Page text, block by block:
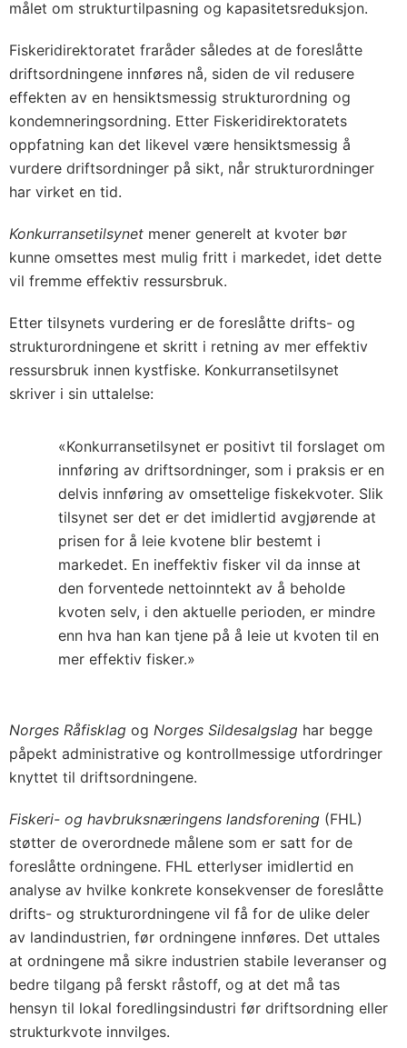
målet om strukturtilpasning og kapasitetsreduksjon.
Fiskeridirektoratet fraråder således at de foreslåtte
driftsordningene innføres nå, siden de vil redusere
effekten av en hensiktsmessig strukturordning og
kondemneringsordning. Etter Fiskeridirektoratets
oppfatning kan det likevel være hensiktsmessig å
vurdere driftsordninger på sikt, når strukturordninger
har virket en tid.
Konkurransetilsynet mener generelt at kvoter bør
kunne omsettes mest mulig fritt i markedet, idet dette
vil fremme effektiv ressursbruk.
Etter tilsynets vurdering er de foreslåtte drifts- og
strukturordningene et skritt i retning av mer effektiv
ressursbruk innen kystfiske. Konkurransetilsynet
skriver i sin uttalelse:
«Konkurransetilsynet er positivt til forslaget om
innføring av driftsordninger, som i praksis er en
delvis innføring av omsettelige fiskekvoter. Slik
tilsynet ser det er det imidlertid avgjørende at
prisen for å leie kvotene blir bestemt i
markedet. En ineffektiv fisker vil da innse at
den forventede nettoinntekt av å beholde
kvoten selv, i den aktuelle perioden, er mindre
enn hva han kan tjene på å leie ut kvoten til en
mer effektiv fisker.»
Norges Råfisklag og Norges Sildesalgslag har begge
påpekt administrative og kontrollmessige utfordringer
knyttet til driftsordningene.
Fiskeri- og havbruksnæringens landsforening (FHL)
støtter de overordnede målene som er satt for de
foreslåtte ordningene. FHL etterlyser imidlertid en
analyse av hvilke konkrete konsekvenser de foreslåtte
drifts- og strukturordningene vil få for de ulike deler
av landindustrien, før ordningene innføres. Det uttales
at ordningene må sikre industrien stabile leveranser og
bedre tilgang på ferskt råstoff, og at det må tas
hensyn til lokal foredlingsindustri før driftsordning eller
strukturkvote innvilges.